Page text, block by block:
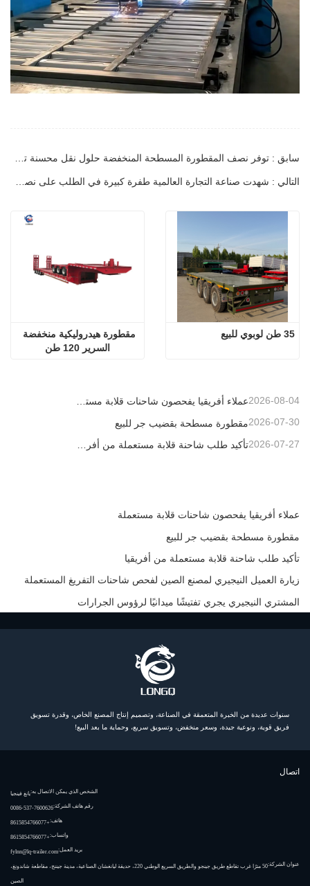
السرير 120 طن
35 طن لوبوي للبيع
عملاء أفريقيا يفحصون شاحنات قلابة مستعملة 2026-08-04
مقطورة مسطحة بقضيب جر للبيع2026-07-30
2026-07-27
عملاء أفريقيا يفحصون شاحنات قلابة مستعملة
مقطورة مسطحة بقضيب جر للبيع
تأكيد طلب شاحنة قلابة مستعملة من أفريقيا
زيارة العميل النيجيري لمصنع الصين لفحص شاحنات التفريغ المستعملة
المشتري النيجيري يجري تفتيشًا ميدانيًا لرؤوس الجرارات
اتصال
الشخص الذي يمكن الاتصال به:يانغ فينجيا
رقم هاتف الشركة:0086-537-7600626
هاتف:+8615854766077
واتساب:+8615854766077
بريد العمل:fylnn@lq-trailer.com
عنوان الشركة:
50 مترًا غرب تقاطع طريق جينجو والطريق السريع الوطني 220، حديقة ليانغشان الصناعية، مدينة جيننج، مقاطعة شاندونغ،
الصين
سنوات عديدة من الخبرة المتعمقة في الصناعة، وتصميم إنتاج المصنع الخاص، وقدرة تسويق
فريق قوية، ونوعية جيدة، وسعر منخفض، وتسويق سريع، وحماية ما بعد البيع!